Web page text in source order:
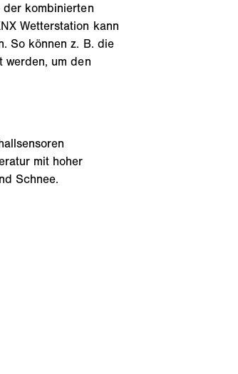
der kombinierten
Wetterstation kann
So können z. B. die
werden, um den
mit hoher
Schnee.